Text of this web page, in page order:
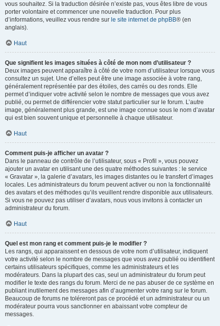
vous souhaitez. Si la traduction désirée n’existe pas, vous êtes libre de vous
porter volontaire et commencer une nouvelle traduction. Pour plus
d’informations, veuillez vous rendre sur le site internet de phpBB® (en
anglais).
Haut
Que signifient les images situées à côté de mon nom d’utilisateur ?
Deux images peuvent apparaître à côté de votre nom d’utilisateur lorsque vous
consultez un sujet. Une d’elles peut être une image associée à votre rang,
généralement représentée par des étoiles, des carrés ou des ronds. Elle
permet d’indiquer votre activité selon le nombre de messages que vous avez
publié, ou permet de différencier votre statut particulier sur le forum. L’autre
image, généralement plus grande, est une image connue sous le nom d’avatar
qui est bien souvent unique et personnelle à chaque utilisateur.
Haut
Comment puis-je afficher un avatar ?
Dans le panneau de contrôle de l’utilisateur, sous « Profil », vous pouvez
ajouter un avatar en utilisant une des quatre méthodes suivantes : le service
« Gravatar », la galerie d’avatars, les images distantes ou le transfert d’images
locales. Les administrateurs du forum peuvent activer ou non la fonctionnalité
des avatars et des méthodes qu’ils veuillent rendre disponible aux utilisateurs.
Si vous ne pouvez pas utiliser d’avatars, nous vous invitons à contacter un
administrateur du forum.
Haut
Quel est mon rang et comment puis-je le modifier ?
Les rangs, qui apparaissent en dessous de votre nom d’utilisateur, indiquent
votre activité selon le nombre de messages que vous avez publié ou identifient
certains utilisateurs spécifiques, comme les administrateurs et les
modérateurs. Dans la plupart des cas, seul un administrateur du forum peut
modifier le texte des rangs du forum. Merci de ne pas abuser de ce système en
publiant inutilement des messages afin d’augmenter votre rang sur le forum.
Beaucoup de forums ne toléreront pas ce procédé et un administrateur ou un
modérateur pourra vous sanctionner en abaissant votre compteur de
messages.